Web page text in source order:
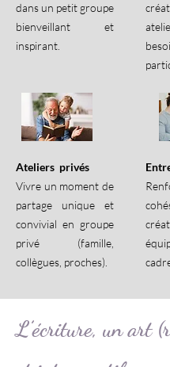
dans un petit groupe
bienveillant et
inspirant.
Ateliers privés
Vivre un moment de
partage unique et
convivial en groupe
privé (famille,
collègues, proches).
L’écriture, un art